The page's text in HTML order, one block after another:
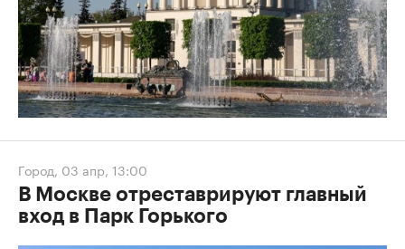
Город, 03 апр, 13:00
В Москве отреставрируют главный
вход в Парк Горького